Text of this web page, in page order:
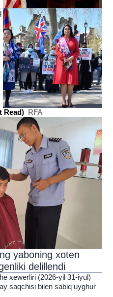
Read) RFA
yaboning xoten
delillendi
xewerliri (2026-yil 31-iyul)
saqchisi bilen sabiq uyghur